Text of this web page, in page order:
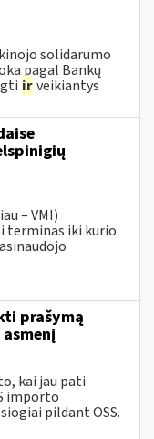
solidarumo
pagal Bankų
irveikiantys
– VMI)
terminas iki kurio
prašymą
kai jau pati
importo
pildant OSS.